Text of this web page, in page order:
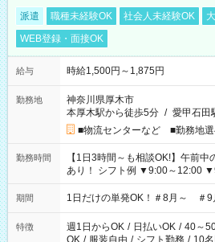
派遣 職種未経験OK 社会人未経験OK
WEB登録・面接OK
給与 時給1,500円～1,875円
勤務地
神奈川県厚木市
本厚木駅から徒歩5分 / 愛甲石田
■物流センターなど ■勤務地
勤務時間
【1日3時間～も相談OK!】午前
あり！ シフト例 ▼9:00～12:00
▼18:00～21:00
期間 1日だけの単発OK！＃8月～ ＃9
特徴 週1日からOK / 日払いOK / 40～
OK / 服装自由 / シフト勤務 / 10